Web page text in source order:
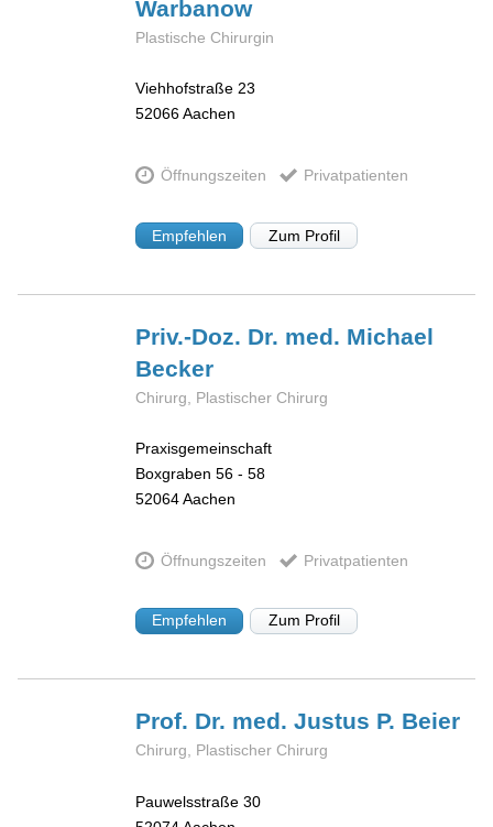
Warbanow
Plastische Chirurgin
Viehhofstraße 23
52066Aachen
Öffnungszeiten Privatpatienten
Empfehlen Zum Profil
Priv.-Doz. Dr. med. Michael
Becker
Chirurg, Plastischer Chirurg
Praxisgemeinschaft
Boxgraben 56 - 58
52064Aachen
Öffnungszeiten Privatpatienten
Empfehlen Zum Profil
Prof. Dr. med. Justus P. Beier
Chirurg, Plastischer Chirurg
Pauwelsstraße 30